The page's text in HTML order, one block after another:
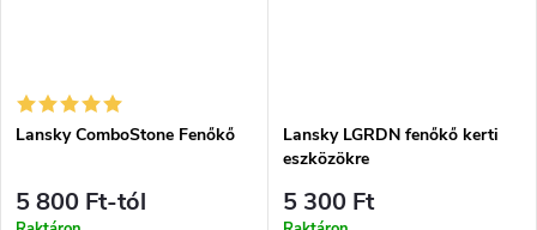
Lansky ComboStone Fenőkő
5 800 Ft-tól
Lansky LGRDN fenőkő kerti
eszközökre
5 300 Ft